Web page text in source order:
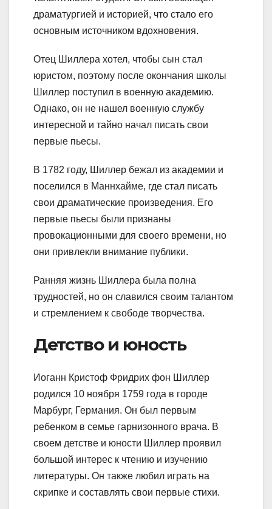
драматургией и историей, что стало его
основным источником вдохновения.
Отец Шиллера хотел, чтобы сын стал
юристом, поэтому после окончания школы
Шиллер поступил в военную академию.
Однако, он не нашел военную службу
интересной и тайно начал писать свои
первые пьесы.
В 1782 году, Шиллер бежал из академии и
поселился в Маннхайме, где стал писать
свои драматические произведения. Его
первые пьесы были признаны
провокационными для своего времени, но
они привлекли внимание публики.
Ранняя жизнь Шиллера была полна
трудностей, но он славился своим талантом
и стремлением к свободе творчества.
Детство и юность
Иоганн Кристоф Фридрих фон Шиллер
родился 10 ноября 1759 года в городе
Марбург, Германия. Он был первым
ребенком в семье гарнизонного врача. В
своем детстве и юности Шиллер проявил
большой интерес к чтению и изучению
литературы. Он также любил играть на
скрипке и составлять свои первые стихи.